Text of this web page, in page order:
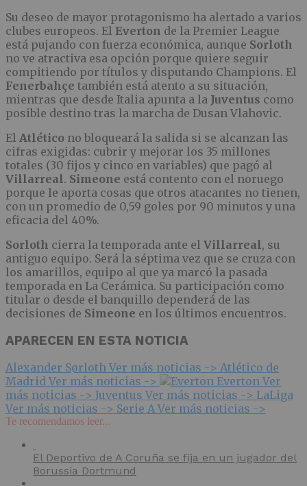
Su deseo de mayor protagonismo ha alertado a varios
clubes europeos. El Everton de la Premier League
está pujando con fuerza económica, aunque Sorloth
no ve atractiva esa opción porque quiere seguir
compitiendo por títulos y disputando Champions. El
Fenerbahçe también está atento a su situación,
mientras que desde Italia apunta a la Juventus como
posible destino tras la marcha de Dusan Vlahovic.
El Atlético no bloqueará la salida si se alcanzan las
cifras exigidas: cubrir y mejorar los 35 millones
totales (30 fijos y cinco en variables) que pagó al
Villarreal. Simeone está contento con el noruego
porque le aporta cosas que otros atacantes no tienen,
con un promedio de 0,59 goles por 90 minutos y una
eficacia del 40%.
Sorloth cierra la temporada ante el Villarreal, su
antiguo equipo. Será la séptima vez que se cruza con
los amarillos, equipo al que ya marcó la pasada
temporada en La Cerámica. Su participación como
titular o desde el banquillo dependerá de las
decisiones de Simeone en los últimos encuentros.
APARECEN EN ESTA NOTICIA
Alexander Sørloth Ver más noticias -> Atlético de
Madrid Ver más noticias -> Everton Ver
más noticias -> Juventus Ver más noticias -> LaLiga
Ver más noticias -> Serie A Ver más noticias ->
Te recomendamos leer...
El Deportivo de A Coruña se fija en un jugador del
Borussia Dortmund